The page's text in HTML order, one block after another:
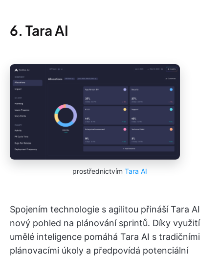
6. Tara AI
prostřednictvím Tara AI
Spojením technologie s agilitou přináší Tara AI
nový pohled na plánování sprintů. Díky využití
umělé inteligence pomáhá Tara AI s tradičními
plánovacími úkoly a předpovídá potenciální